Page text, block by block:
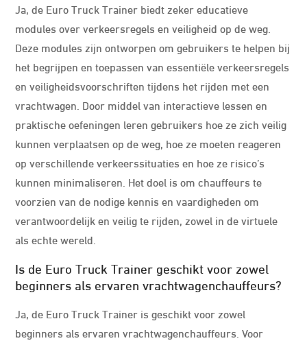
Ja, de Euro Truck Trainer biedt zeker educatieve
modules over verkeersregels en veiligheid op de weg.
Deze modules zijn ontworpen om gebruikers te helpen bij
het begrijpen en toepassen van essentiële verkeersregels
en veiligheidsvoorschriften tijdens het rijden met een
vrachtwagen. Door middel van interactieve lessen en
praktische oefeningen leren gebruikers hoe ze zich veilig
kunnen verplaatsen op de weg, hoe ze moeten reageren
op verschillende verkeerssituaties en hoe ze risico’s
kunnen minimaliseren. Het doel is om chauffeurs te
voorzien van de nodige kennis en vaardigheden om
verantwoordelijk en veilig te rijden, zowel in de virtuele
als echte wereld.
Is de Euro Truck Trainer geschikt voor zowel
beginners als ervaren vrachtwagenchauffeurs?
Ja, de Euro Truck Trainer is geschikt voor zowel
beginners als ervaren vrachtwagenchauffeurs. Voor